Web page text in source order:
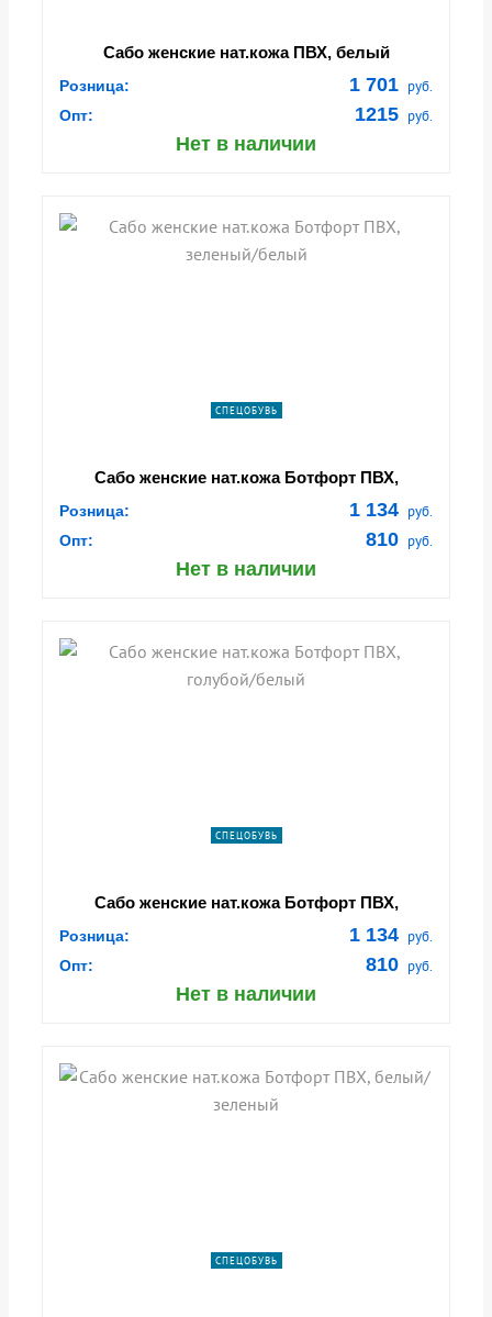
Сабо женские нат.кожа ПВХ, белый
Розница: 1 701 руб.
Опт: 1215 руб.
Нет в наличии
СПЕЦОБУВЬ
Сабо женские нат.кожа Ботфорт ПВХ,
Розница: 1 134 руб.
Опт: 810 руб.
Нет в наличии
СПЕЦОБУВЬ
Сабо женские нат.кожа Ботфорт ПВХ,
Розница: 1 134 руб.
Опт: 810 руб.
Нет в наличии
СПЕЦОБУВЬ